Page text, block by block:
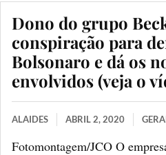
Dono do grupo
conspiração para
Bolsonaro e dá os
envolvidos (veja o
ALAIDES ABRIL 2, 2020
Fotomontagem/JCO O